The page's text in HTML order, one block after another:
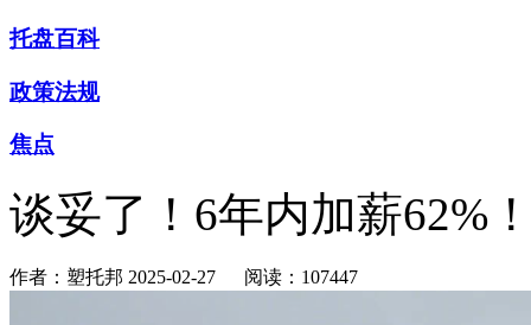
托盘百科
政策法规
焦点
谈妥了！6年内加薪62%
作者：塑托邦 2025-02-27 阅读：107447